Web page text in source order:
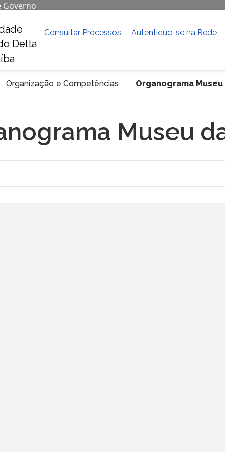
Governo
Consultar Processos Autentique-se na Rede
Delta
Organização e Competências Organograma Museu
Museu